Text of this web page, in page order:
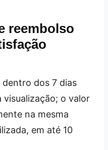
reembolso
dos 7 dias
o valor
na mesma
em até 10